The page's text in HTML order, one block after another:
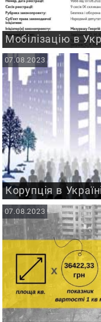
Мобілізацію в
Корупція в
07.08.2023
07.08.2023